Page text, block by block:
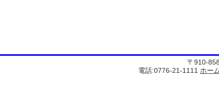
〒910-
電話:0776-21-1111 ホー